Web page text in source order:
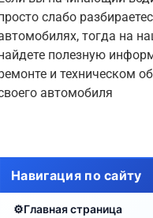
слабо
тогда на
полезную
и техническом
автомобиля
Навигация по сайту
Главная страница